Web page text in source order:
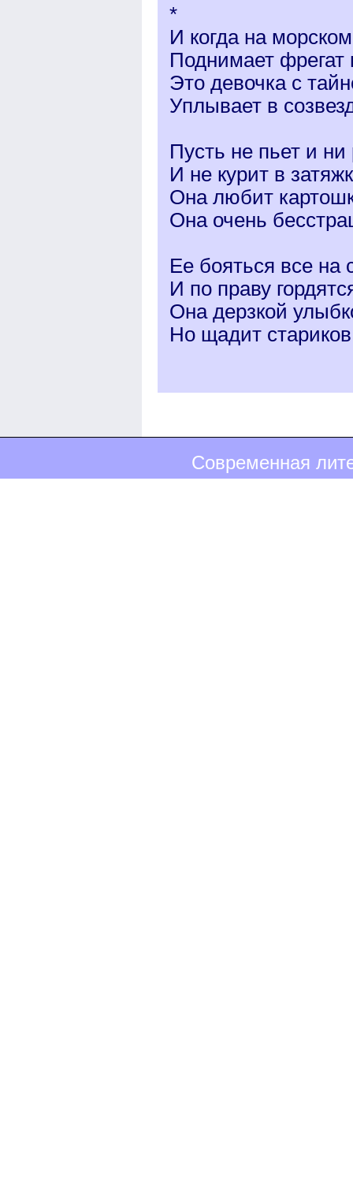
*
И когда на
Поднимает фрегат
Это девочка с
Уплывает в
Пусть не пьет и
И не курит в
Она любит
Она очень
Ее бояться все на
И по праву
Она дерзкой
Но щадит
Современная